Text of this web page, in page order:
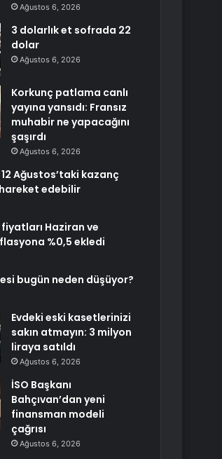
Ağustos 6, 2026
3 dolarlık et sofrada 22
dolar
Ağustos 6, 2026
Korkunç patlama canlı
yayına yansıdı: Fransız
muhabir ne yapacağını
şaşırdı
Ağustos 6, 2026
Ağustos’taki kazanç
edebilir
fiyatları Haziran ve
%0,5 ekledi
bugün neden düşüyor?
Evdeki eski kasetlerinizi
sakın atmayın: 3 milyon
liraya satıldı
Ağustos 6, 2026
İSO Başkanı
Bahçıvan’dan yeni
finansman modeli
çağrısı
Ağustos 6, 2026